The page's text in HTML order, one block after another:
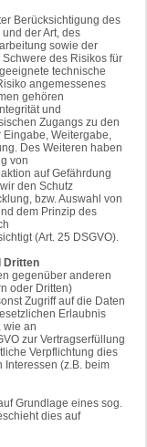
Berücksichtigung des
der Art, des
sowie der
des Risikos für
technische
angemessenes
gehören
und
Zugangs zu den
Eingabe, Weitergabe,
Des Weiteren haben
von
auf Gefährdung
den Schutz
bzw. Auswahl von
dem Prinzip des
(Art. 25 DSGVO).
Dritten
gegenüber anderen
oder Dritten)
Zugriff auf die Daten
Erlaubnis
wie an
zur Vertragserfüllung
Verpflichtung dies
Interessen (z.B. beim
Grundlage eines sog.
dies auf